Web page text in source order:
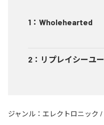
1 ： Wholehearted
2 ： リプレイシーユー
ジャンル： エレクトロニック /